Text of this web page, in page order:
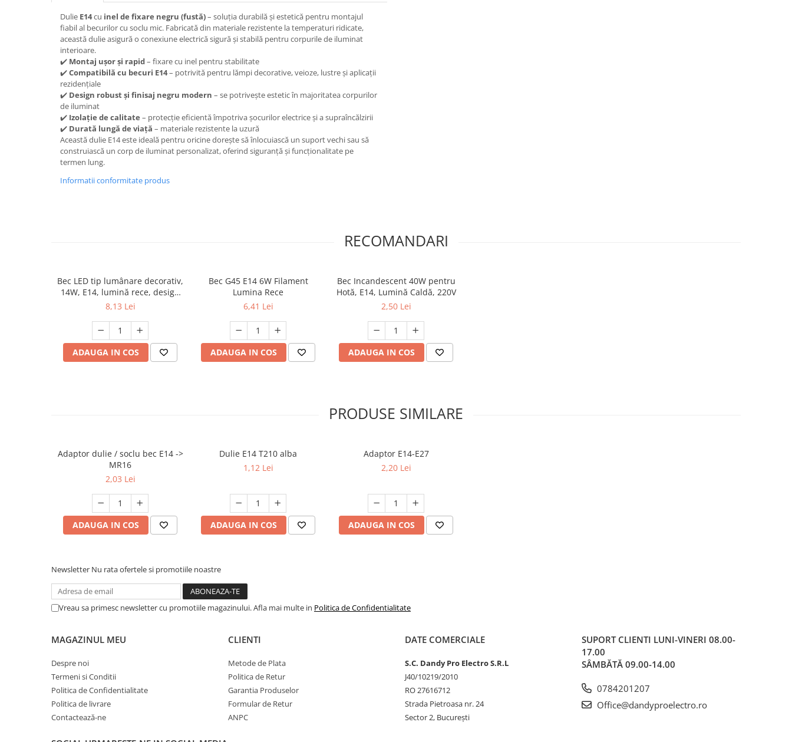
Spoturi led pe sina
Aparataj şi accesorii
Alimentatoare/Drivere
Bară alimentare nul
Cablu electric, canal cablu
Cap prelungitor
electrice/Morsete/reglete
Multimetru Digital
Prelungitoare/Derulatoare
Starter/Droser
Triplu Stecher
Tablou si sigurante electrice
Sigurante Electrice
Scule utile / sonerii / rulete
Chei , clesti , patenti
Cose / Coliere plastic
Pistoale de lipit si accesorii
taiat,accesorii pentru gaurit si
Sonerii
Dulie E14cu inel de fixare negru (fustă)– soluția durabilă și estetică pentru montajul
fiabil al becurilor cu soclu mic. Fabricată din materiale rezistente la temperaturi ridicate,
această dulie asigură o conexiune electrică sigură și stabilă pentru corpurile de iluminat
interioare.
✔️ Montaj ușor și rapid– fixare cu inel pentru stabilitate
✔️Compatibilă cu becuri E14– potrivită pentru lămpi decorative, veioze, lustre și aplicații
rezidențiale
✔️ Design robust și finisaj negru modern – se potrivește estetic în majoritatea corpurilor
de iluminat
✔️ Izolație de calitate – protecție eficientă împotriva șocurilor electrice și a supraîncălzirii
✔️ Durată lungă de viață – materiale rezistente la uzură
Această dulie E14 este ideală pentru oricine dorește să înlocuiască un suport vechi sau să
construiască un corp de iluminat personalizat, oferind siguranță și funcționalitate pe
termen lung.
Informatii conformitate produs
RECOMANDARI
Bec LED tip lumânare decorativ,
14W, E14, lumină rece, design
elegant pentru candelabre și
8,13 Lei
ADAUGA IN COS
Bec G45 E14 6W Filament
Lumina Rece
6,41 Lei
ADAUGA IN COS
Bec Incandescent 40W pentru
Hotă, E14, Lumină Caldă, 220V
2,50 Lei
ADAUGA IN COS
PRODUSE SIMILARE
Adaptor dulie / soclu bec E14 ->
MR16
2,03 Lei
ADAUGA IN COS
Dulie E14 T210 alba
1,12 Lei
ADAUGA IN COS
Adaptor E14-E27
2,20 Lei
ADAUGA IN COS
Newsletter Nu rata ofertele si promotiile noastre
Vreau sa primesc newsletter cu promotiile magazinului. Afla mai multe in Politica de Confidentialitate
MAGAZINUL MEU
Despre noi
Termeni si Conditii
Politica de Confidentialitate
Politica de livrare
Contactează-ne
CLIENTI
Metode de Plata
Politica de Retur
Garantia Produselor
Formular de Retur
ANPC
DATE COMERCIALE
S.C. Dandy Pro Electro S.R.L
J40/10219/2010
RO 27616712
Strada Pietroasa nr. 24
Sector 2, București
SUPORT CLIENTI LUNI-VINERI 08.00-
17.00
SÂMBĂTĂ 09.00-14.00
0784201207
Office@dandyproelectro.ro